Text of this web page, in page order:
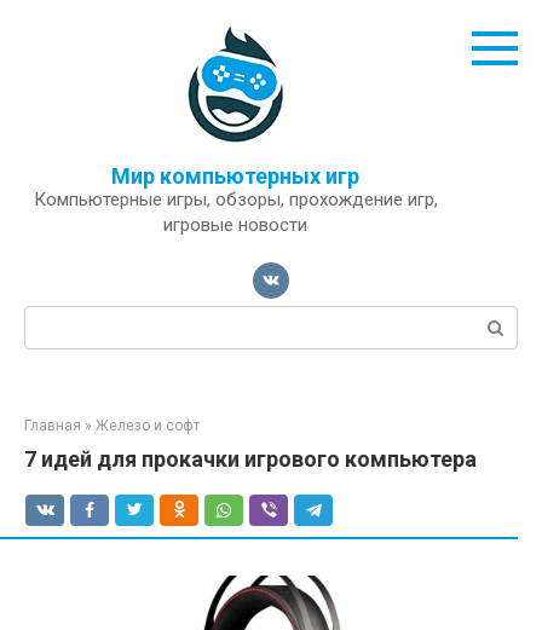
Мир компьютерных игр
Компьютерные игры, обзоры, прохождение игр,
игровые новости
Поиск:
Главная » Железо и софт
7 идей для прокачки игрового компьютера